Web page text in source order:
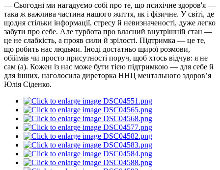
— Сьогодні ми нагадуємо собі про те, що психічне здоров'я —
така ж важлива частина нашого життя, як і фізичне. У світі, де
щодня стільки інформації, стресу й невизначеності, дуже легко
забути про себе. Але турбота про власний внутрішній стан —
це не слабкість, а прояв сили й зрілості. Підтримка — це те,
що робить нас людьми. Іноді достатньо щирої розмови,
обіймів чи просто присутності поруч, щоб хтось відчув: я не
сам (а). Кожен із нас може бути тією підтримкою — для себе й
для інших, наголосила диреторка ННЦ ментального здоров’я
Юлія Сіденко.